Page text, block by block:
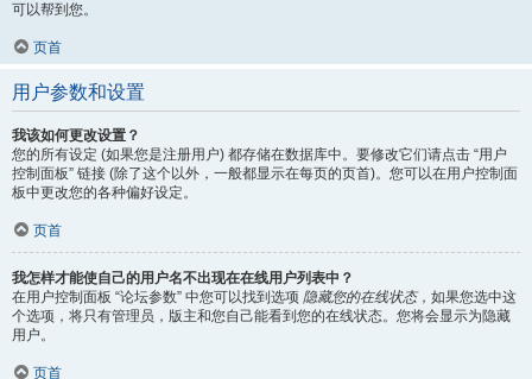
可以帮到您。
页首
用户参数和设置
我该如何更改设置？
您的所有设定 (如果您是注册用户) 都存储在数据库中。要修改它们请点击 “用户
控制面板” 链接 (除了这个以外，一般都显示在每页的页首)。您可以在用户控制面
板中更改您的各种偏好设定。
页首
我怎样才能使自己的用户名不出现在在线用户列表中？
在用户控制面板 “论坛参数” 中您可以找到选项 隐藏您的在线状态，如果您选中这
个选项，将只有管理员，版主和您自己能看到您的在线状态。您将会显示为隐藏
用户。
页首